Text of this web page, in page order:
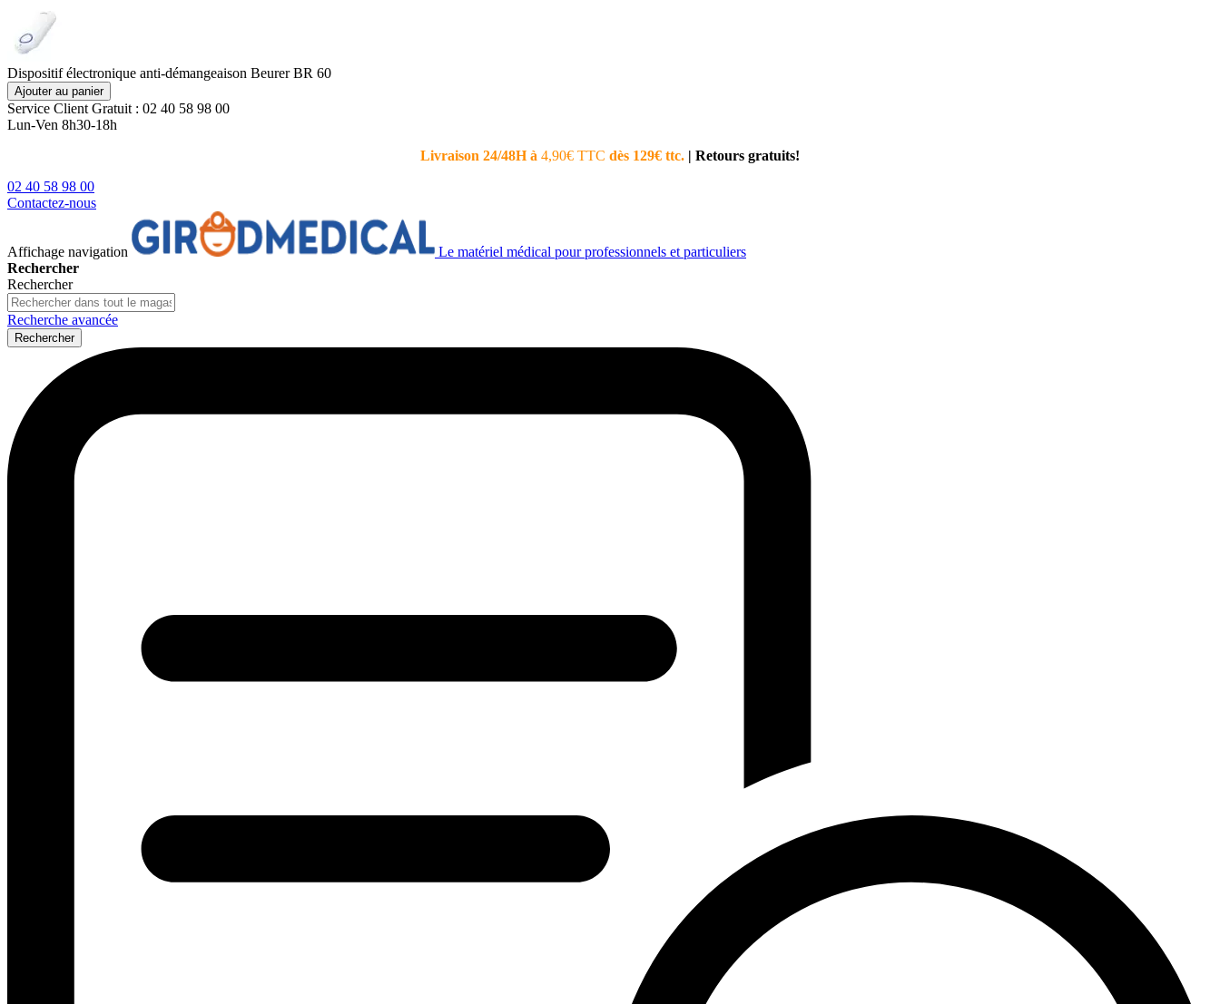
Dispositif électronique anti-démangeaison Beurer BR 60
Ajouter au panier
Service Client Gratuit : 02 40 58 98 00
Lun-Ven 8h30-18h
Livraison 24/48H à 4,90€ TTC dès 129€ ttc. | Retours gratuits!
02 40 58 98 00
Contactez-nous
Affichage navigation
Le matériel médical pour professionnels et particuliers
Rechercher
Rechercher
Recherche avancée
Rechercher